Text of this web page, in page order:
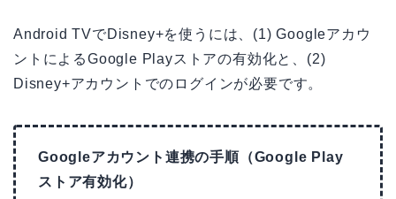
Android TVでDisney+を使うには、(1) Googleアカウ
ントによるGoogle Playストアの有効化と、(2)
Disney+アカウントでのログインが必要です。
Googleアカウント連携の手順（Google Play
ストア有効化）